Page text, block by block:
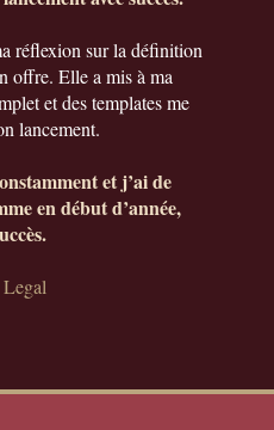
réflexion sur la définition
offre. Elle a mis à ma
et des templates me
lancement.
et j’ai de
en début d’année,